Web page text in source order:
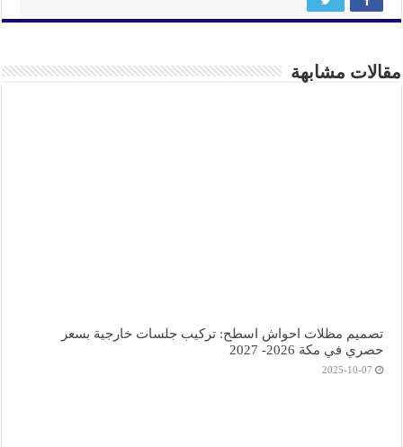
مقالات مشابهة
تصميم مظلات احواش اسطح: تركيب جلسات خارجية بسعر
حصري في مكة 2026- 2027
2025-10-07